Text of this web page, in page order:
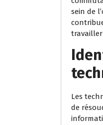
sein de
Les
de